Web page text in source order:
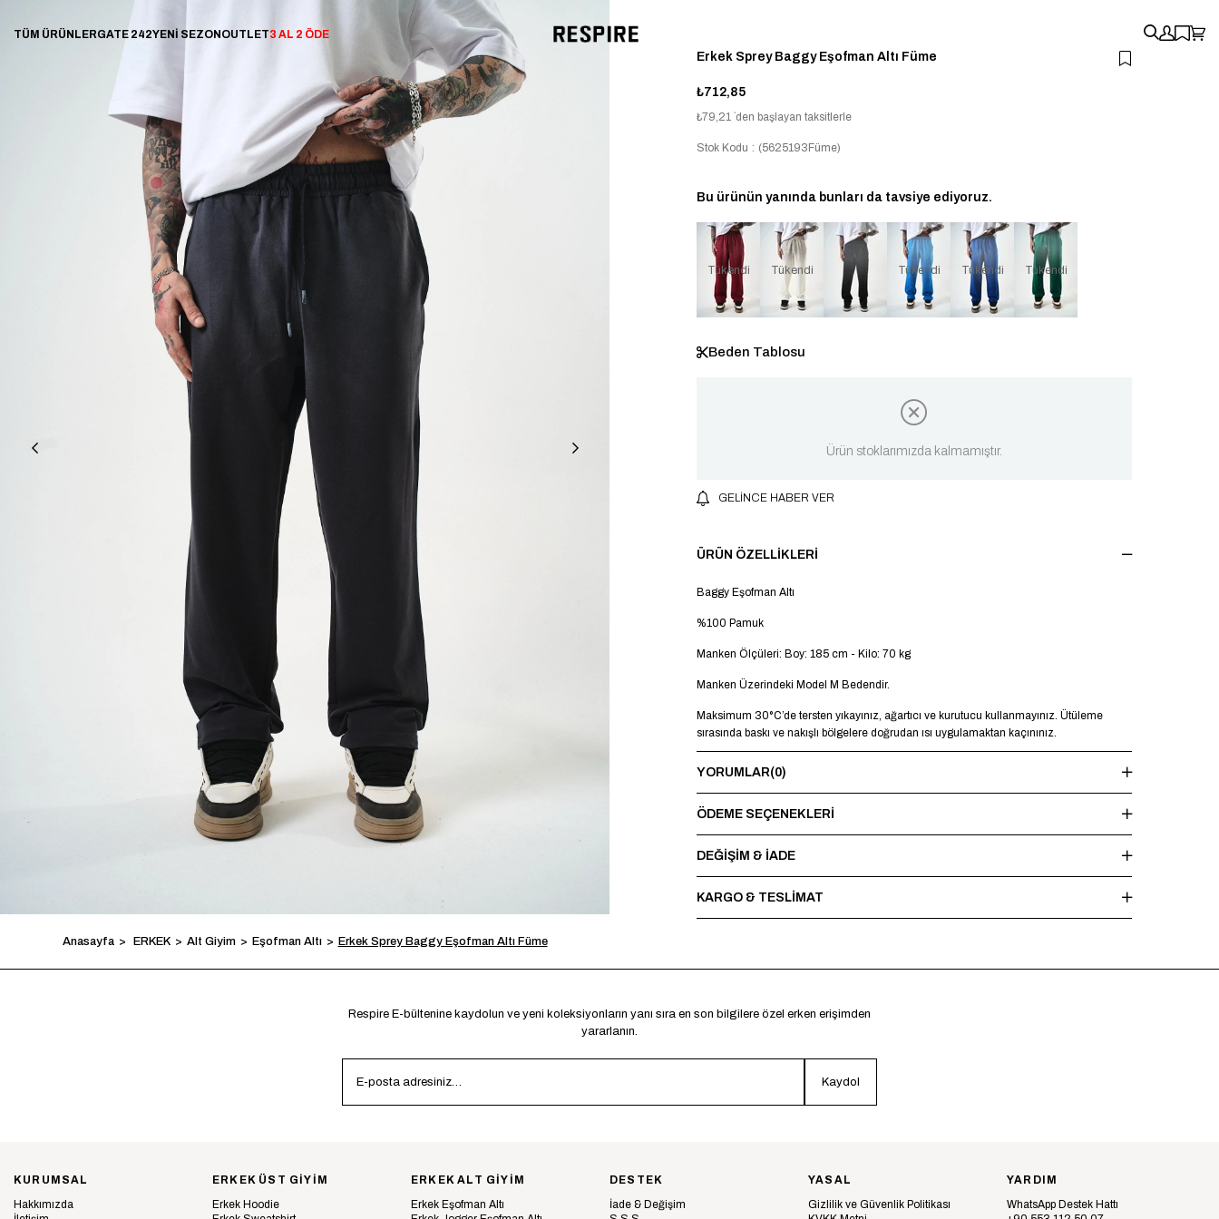
TÜM ÜRÜNLERGATE 242YENİ SEZONOUTLET3 AL 2 ÖDE
Anasayfa ERKEK Alt Giyim Eşofman Altı Erkek Sprey Baggy Eşofman Altı Füme
Erkek Sprey Baggy Eşofman Altı Füme
₺712,85
₺79,21 `den başlayan taksitlerle
Stok Kodu (5625193Füme)
Bu ürünün yanında bunları da tavsiye ediyoruz.
Tükendi Tükendi Tükendi Tükendi Tükendi
Beden Tablosu
Ürün stoklarımızda kalmamıştır.
GELINCE HABER VER
ÜRÜN ÖZELLIKLERI
Baggy Eşofman Altı
%100 Pamuk
Manken Ölçüleri: Boy: 185 cm - Kilo: 70 kg
Manken Üzerindeki Model M Bedendir.
Maksimum 30°C’de tersten yıkayınız, ağartıcı ve kurutucu kullanmayınız. Ütüleme
sırasında baskı ve nakışlı bölgelere doğrudan ısı uygulamaktan kaçınınız.
YORUMLAR(0)
ÖDEME SEÇENEKLERI
DEĞİŞİM & İADE
KARGO & TESLİMAT
Respire E-bültenine kaydolun ve yeni koleksiyonların yanı sıra en son bilgilere özel erken erişimden
yararlanın.
Kaydol
KURUMSAL
Hakkımızda
ERKEK ÜST GİYİM
Erkek Hoodie
ERKEK ALT GİYİM
Erkek Eşofman Altı
DESTEK
İade & Değişim
YASAL
Gizlilik ve Güvenlik Politikası
YARDIM
WhatsApp Destek Hattı